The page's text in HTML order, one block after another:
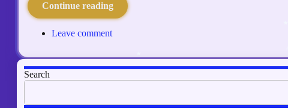
Continue reading
Leave comment
Search